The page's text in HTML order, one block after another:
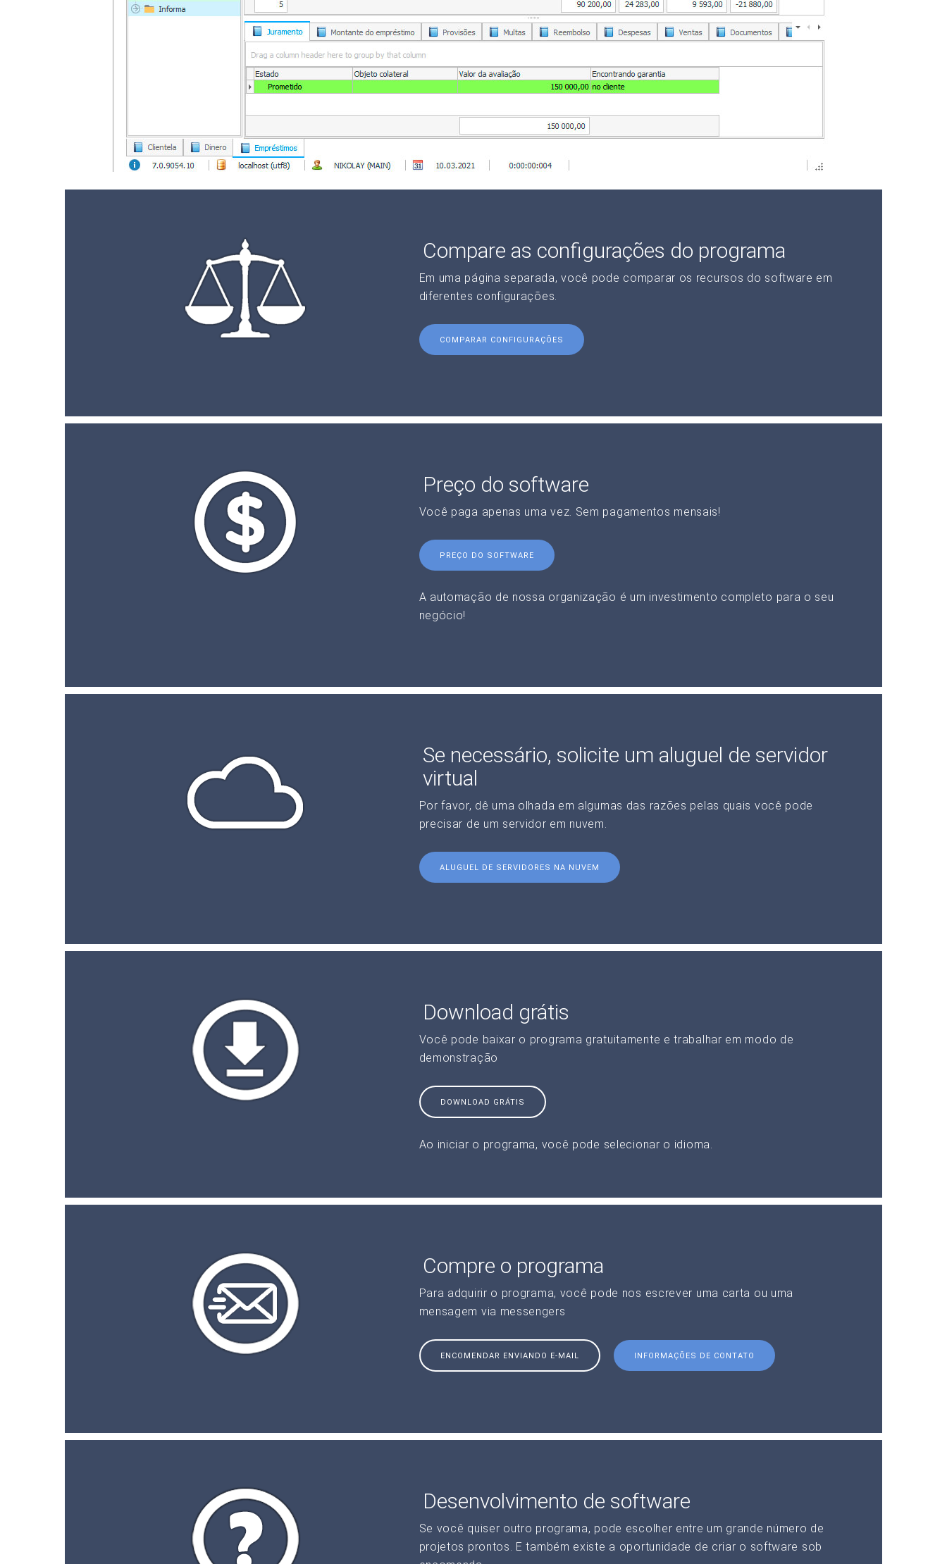
Compare as configurações do programa
Em uma página separada, você pode comparar os recursos do software em
diferentes configurações.
COMPARAR CONFIGURAÇÕES
Preço do software
Você paga apenas uma vez. Sem pagamentos mensais!
PREÇO DO SOFTWARE
A automação de nossa organização é um investimento completo para o seu
negócio!
Se necessário, solicite um aluguel de servidor
virtual
Por favor, dê uma olhada em algumas das razões pelas quais você pode
precisar de um servidor em nuvem.
ALUGUEL DE SERVIDORES NA NUVEM
Download grátis
Você pode baixar o programa gratuitamente e trabalhar em modo de
demonstração
DOWNLOAD GRÁTIS
Ao iniciar o programa, você pode selecionar o idioma.
Compre o programa
Para adquirir o programa, você pode nos escrever uma carta ou uma
mensagem via messengers
ENCOMENDAR ENVIANDO E-MAIL INFORMAÇÕES DE CONTATO
Desenvolvimento de software
Se você quiser outro programa, pode escolher entre um grande número de
projetos prontos. E também existe a oportunidade de criar o software sob